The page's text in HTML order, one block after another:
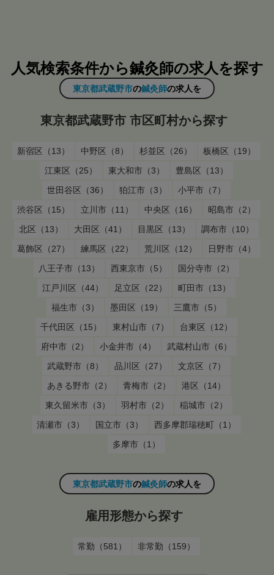
人気検索条件から鍼灸師の求人を探す
東京都武蔵野市の鍼灸師の求人を
東京都武蔵野市 市区町村から探す
新宿区（13） 中野区（8） 杉並区（26）
板橋区（19）
江東区（25）
東大和市（3）
豊島区（13）
世田谷区（36）
狛江市（3）
小平市（7）
渋谷区（15）
立川市（11） 中央区（16）
昭島市（2）
北区（13）
大田区（41） 目黒区（13）
調布市（10）
葛飾区（27）
練馬区（22） 荒川区（12）
日野市（4）
八王子市（13）
西東京市（5）
国分寺市（2）
江戸川区（44）
足立区（22）
町田市（13）
福生市（3）
墨田区（19）
三鷹市（5）
千代田区（15）
東村山市（7）
台東区（12）
府中市（2）
小金井市（4）
武蔵村山市（6）
武蔵野市（8）
品川区（27）
文京区（7）
あきる野市（2）
青梅市（2）
港区（14）
東久留米市（3）
羽村市（2）
稲城市（2）
清瀬市（3）
国立市（3）
西多摩郡瑞穂町（1）
多摩市（1）
東京都武蔵野市の鍼灸師の求人を
雇用形態から探す
常勤（581） 非常勤（159）